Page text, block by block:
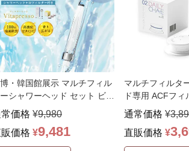
・韓国館展示 マルチフィル
シャワーヘッド セット ビタ
C アロマ 香…
価格 ¥9,980
価格 ¥9,481
マルチフィルタ
ド専用 ACFフィ
正規品 活性炭 …
通常価格 ¥
直販価格 ¥